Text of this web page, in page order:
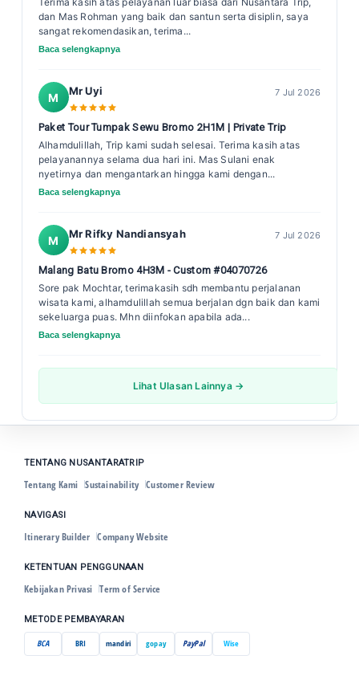
dan Mas Rohman yang baik dan santun serta disiplin, saya
sangat rekomendasikan, terima...
Baca selengkapnya
M Mr Uyi 7 Jul 2026
Paket Tour Tumpak Sewu Bromo 2H1M | Private Trip
Alhamdulillah, Trip kami sudah selesai. Terima kasih atas
pelayanannya selama dua hari ini. Mas Sulani enak
nyetirnya dan mengantarkan hingga kami dengan...
Baca selengkapnya
M Mr Rifky Nandiansyah 7 Jul 2026
Malang Batu Bromo 4H3M - Custom #04070726
Sore pak Mochtar, terimakasih sdh membantu perjalanan
wisata kami, alhamdulillah semua berjalan dgn baik dan kami
sekeluarga puas. Mhn diinfokan apabila ada...
Baca selengkapnya
Lihat Ulasan Lainnya →
TENTANG NUSANTARATRIP
Tentang Kami Sustainability Customer Review
NAVIGASI
Itinerary Builder Company Website
KETENTUAN PENGGUNAAN
Kebijakan Privasi Term of Service
METODE PEMBAYARAN
BCA BRI mandiri gopay PayPal Wise